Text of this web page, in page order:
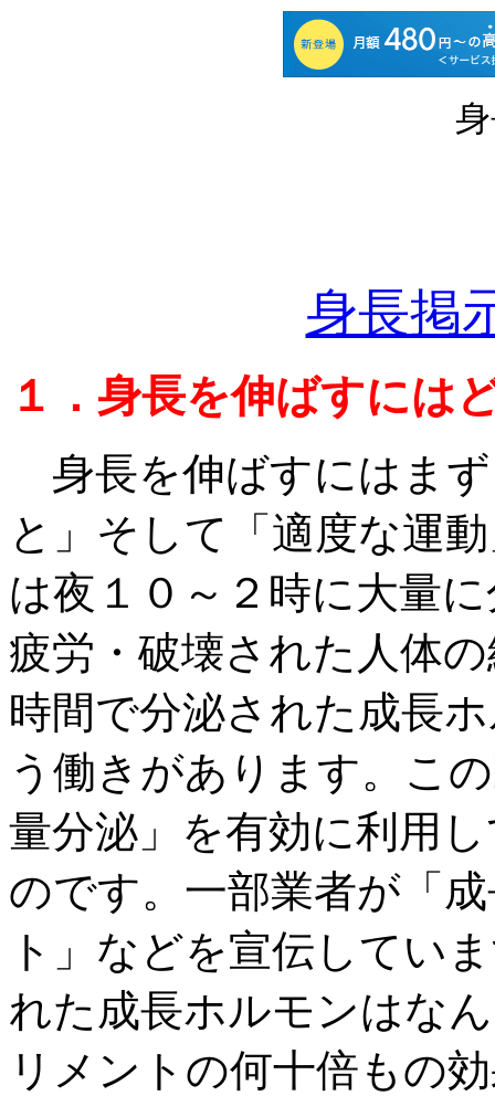
身長掲
１．身長を伸ばすには
身長を伸ばすにはま
と」そして「適度な運
は夜１０～２時に大量
疲労・破壊された人体
時間で分泌された成長
う働きがあります。こ
量分泌」を有効に利用
のです。一部業者が「
ト」などを宣伝してい
れた成長ホルモンはな
リメントの何十倍もの